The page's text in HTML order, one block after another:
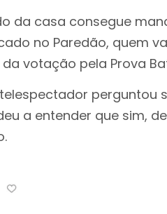
da casa consegue
no Paredão, quem
votação pela Prova
perguntou
a entender que sim,